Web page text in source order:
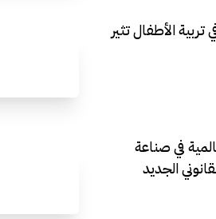
الأطفال تثير
في صناعة
الجديد